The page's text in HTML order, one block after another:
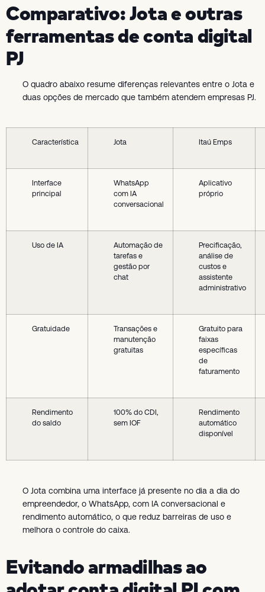
Comparativo: Jota e outras
ferramentas de conta digital
PJ
O quadro abaixo resume diferenças relevantes entre o Jota e
duas opções de mercado que também atendem empresas PJ.
Característica Jota Itaú Emps
Interface
principal
WhatsApp
com IA
conversacional
Aplicativo
próprio
Uso de IA
Automação de
tarefas e
gestão por
chat
Precificação,
análise de
custos e
assistente
administrativo
Gratuidade
Transações e
manutenção
gratuitas
Gratuito para
faixas
específicas
de
faturamento
Rendimento
do saldo
100% do CDI,
sem IOF
Rendimento
automático
disponível
O Jota combina uma interface já presente no dia a dia do
empreendedor, o WhatsApp, com IA conversacional e
rendimento automático, o que reduz barreiras de uso e
melhora o controle do caixa.
Evitando armadilhas ao